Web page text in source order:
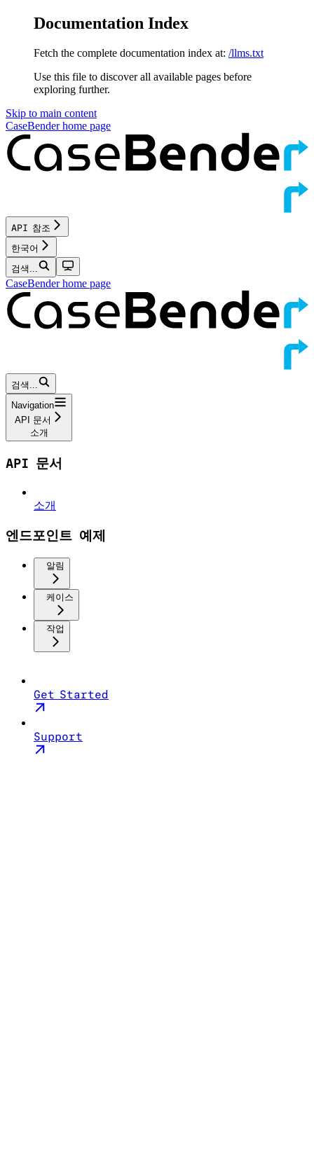
Documentation Index
Fetch the complete documentation index at: /llms.txt
Use this file to discover all available pages before
exploring further.
Skip to main content
CaseBenderhome page
API 참조
한국어
검색...
CaseBenderhome page
검색...
Navigation
API 문서
소개
API 문서
소개
엔드포인트 예제
알림
케이스
작업
Get Started
Support